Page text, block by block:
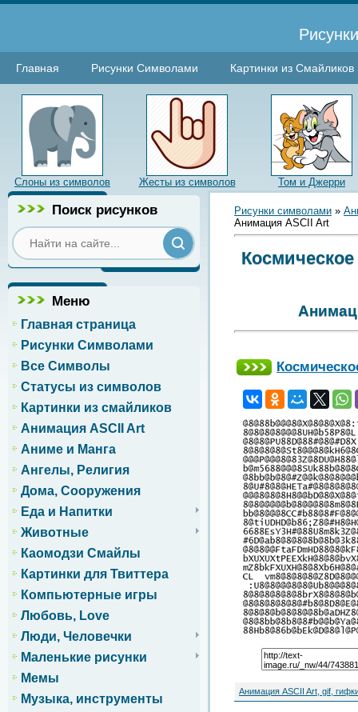
Главная Рисунки Символами Картинки из Смайликов
Слоны из символов Жесты из символов Том и Джерри
Поиск рисунков
Меню
Главная страница
Рисунки Символами
Все Символы
Статусы из символов
Картинки из смайликов
Анимация ASCII Art
Аниме и Манга
Ангелы, Религия
Дома, Сооружения
Еда и Напитки
Животные
Каомодзи Смайлы
Картинки для Твиттера
Компьютерные игры
Любовь, Love
Люди, Человечки
Маленькие рисунки
Мемы
Музыка, инструменты
Рисунки символами »
Анимация ASCII Art
Анимация ASCII Art, gif,